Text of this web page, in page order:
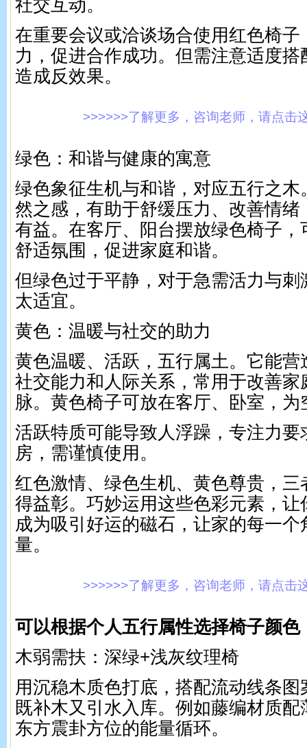
社交互动。
在重要会议或洽谈场合使用红色椅子
力，促进合作成功。但需注意适度
造成反效果。
>>>>>>了解更多，咨询老师，请点击
绿色：和谐与健康的寓意
绿色象征生机与和谐，对应五行之木
然之感，有助于舒缓压力、改善情绪
有益。在客厅、阳台摆放绿色椅子，
舒适氛围，促进家庭和谐。
但绿色过于平静，对于急需活力与刺
太适宜。
黄色：温暖与社交的助力
黄色温暖、活跃，五行属土。它能营
社交能力和人际关系，常用于改善家
脉。黄色椅子可放在客厅、卧室，
活跃特质可能导致人浮躁，专注力要
房，需谨慎使用。
红色激情、绿色生机、黄色尊贵，三
得益彰。巧妙运用这些色彩元素，让
成为吸引好运的磁石，让家的每一个
量。
>>>>>>了解更多，咨询老师，请点击
可以根据个人五行属性选择椅子颜色
木弱需扶：深绿+浅灰纹理椅
用沉稳木质色打底，搭配流动线条
既补木又引水入库。例如藤编材质
东方震卦方位的能量循环。